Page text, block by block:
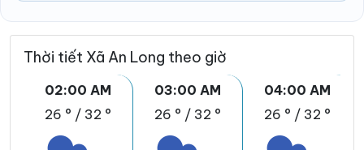
Thời tiết Xã An Long theo giờ
02:00 AM
26 ° / 32 °
03:00 AM
26 ° / 32 °
04:00 AM
26 ° / 32 °